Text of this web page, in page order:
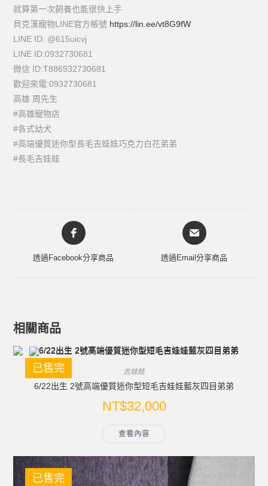
就算第一次飼養也能很快上手
貝克漢寵物LINE官方帳號 https://lin.ee/vt8G9fW
LINE ID: @615uicvj
LINE ID:0932730681
微信 ID:T886932730681
歡迎來電:0932730681
高雄 周先生
#高雄寵物店
#各式幼犬
#高端優質迷你型長毛吉娃娃巧克力白花弟弟
#長毛吉娃娃
透過Facebook分享商品 透過Email分享商品
相關商品
已售完 吉娃娃
6/22出生 2號高端優質迷你型短毛吉娃娃藍灰四目弟弟
NT$32,000
查看內容
已售完